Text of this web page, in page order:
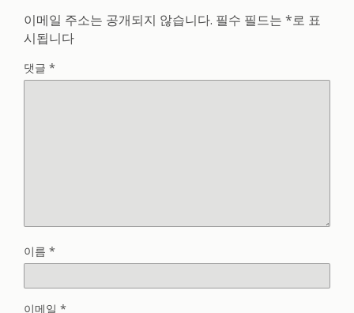
이메일 주소는 공개되지 않습니다. 필수 필드는 *로 표
시됩니다
댓글 *
이름 *
이메일 *